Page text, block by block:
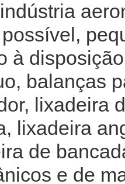
à
balanças
lixadeira
lixadeira
de
e de